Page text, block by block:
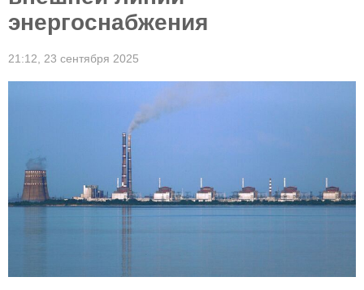
энергоснабжения
21:12, 23 сентября 2025